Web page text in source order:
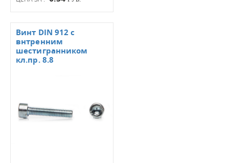
Винт DIN 912 с
внтренним
шестигранником
кл.пр. 8.8